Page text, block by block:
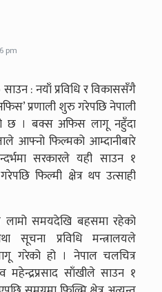
pm
: नयाँ प्रविधि र विकाससँगै
प्रणाली शुरु गरेपछि नेपाली
छ । बक्स अफिस लागू नहुँदा
आफ्नो फिल्मको आम्दानीबारे
सरकारले यही साउन १
फिल्मी क्षेत्र थप उत्साही
लामो समयदेखि बहसमा रहेको
सूचना प्रविधि मन्त्रालयले
गरेको हो । नेपाल चलचित्र
साँखीले साउन १